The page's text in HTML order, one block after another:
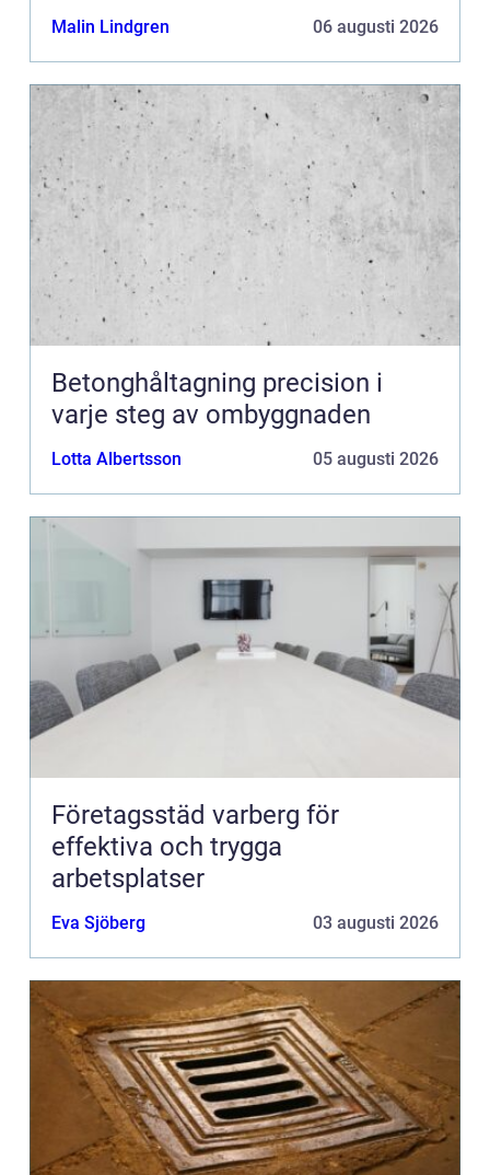
Malin Lindgren 06 augusti 2026
Betonghåltagning precision i
varje steg av ombyggnaden
Lotta Albertsson 05 augusti 2026
Företagsstäd varberg för
effektiva och trygga
arbetsplatser
Eva Sjöberg 03 augusti 2026